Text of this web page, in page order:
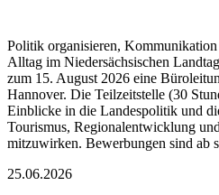
Politik organisieren,
Alltag im Niedersächsischen
zum 15. August 2026 eine
Hannover. Die Teilzeitstelle (30
Einblicke in die Landespolitik und
Tourismus, Regionalentwicklung
mitzuwirken. Bewerbungen sind ab
25.06.2026